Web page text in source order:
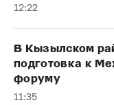
12:22
В Кызылском
подготовка к
форуму
11:35